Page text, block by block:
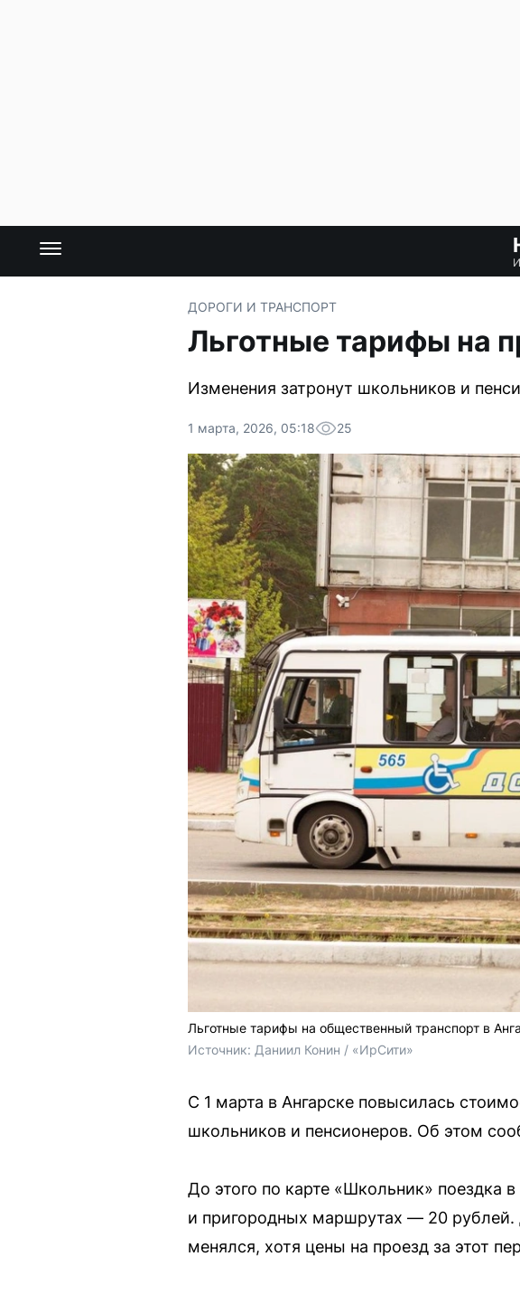
ДОРОГИ И ТРАНСПОРТ
Льготные тарифы на
Изменения затронут школьников и
1 марта, 2026, 05:18 25
Льготные тарифы на общественный транспорт в
Источник: Даниил Конин / «ИрСити»
С 1 марта в Ангарске повысилась
школьников и пенсионеров. Об этом
До этого по карте «Школьник» поездка
и пригородных маршрутах — 20 рублей.
менялся, хотя цены на проезд за этот